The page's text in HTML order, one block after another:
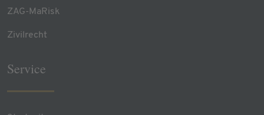
ZAG-MaRisk
Zivilrecht
Service